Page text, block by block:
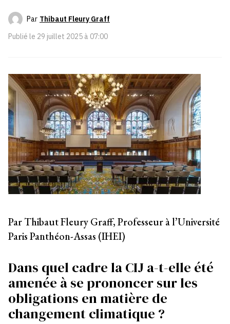
Par Thibaut Fleury Graff
Publié le 29 juillet 2025 à 07:00
Par Thibaut Fleury Graff, Professeur à l’Université
Paris Panthéon-Assas (IHEI)
Dans quel cadre la CIJ a-t-elle été
amenée à se prononcer sur les
obligations en matière de
changement climatique ?